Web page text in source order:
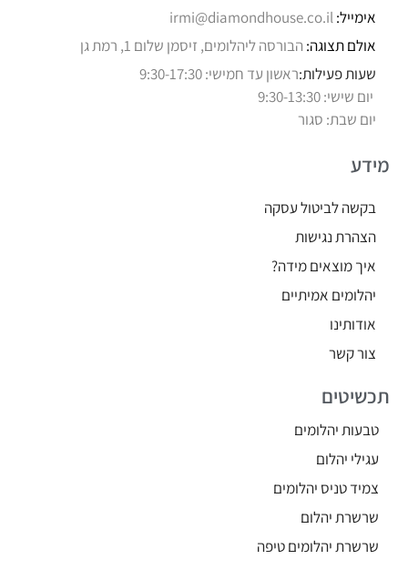
אימייל:irmi@diamondhouse.co.il
אולם תצוגה: הבורסה ליהלומים, זיסמן שלום 1, רמת גן
שעות פעילות:ראשון עד חמישי: 9:30-17:30
יום שישי: 9:30-13:30
יום שבת: סגור
מידע
בקשה לביטול עסקה
הצהרת נגישות
איך מוצאים מידה?
יהלומים אמיתיים
אודותינו
צור קשר
תכשיטים
טבעות יהלומים
עגילי יהלום
צמיד טניס יהלומים
שרשרת יהלום
שרשרת יהלומים טיפה